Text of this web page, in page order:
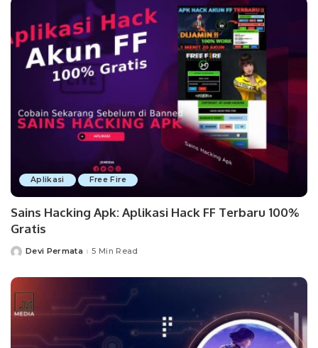
Aplikasi Free Fire
Sains Hacking Apk: Aplikasi Hack FF Terbaru 100%
Gratis
PostedDevi Permata 5 Min Read